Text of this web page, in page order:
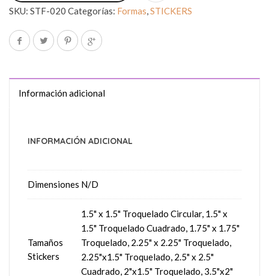
SKU: STF-020 Categorías: Formas,STICKERS
Información adicional
INFORMACIÓN ADICIONAL
Dimensiones N/D
Tamaños
Stickers
1.5" x 1.5" Troquelado Circular, 1.5" x
1.5" Troquelado Cuadrado, 1.75" x 1.75"
Troquelado, 2.25" x 2.25" Troquelado,
2.25"x1.5" Troquelado, 2.5" x 2.5"
Cuadrado, 2"x1.5" Troquelado, 3.5"x2"